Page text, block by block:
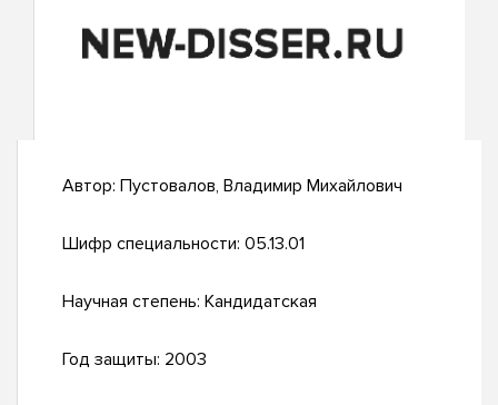
Автор: Пустовалов, Владимир Михайлович
Шифр специальности: 05.13.01
Научная степень: Кандидатская
Год защиты: 2003